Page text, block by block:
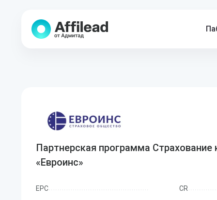
Партнерская программа
«Евроинс»
EPC CR